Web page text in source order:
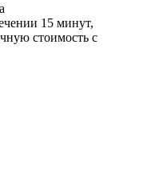
15 минут,
стоимость с